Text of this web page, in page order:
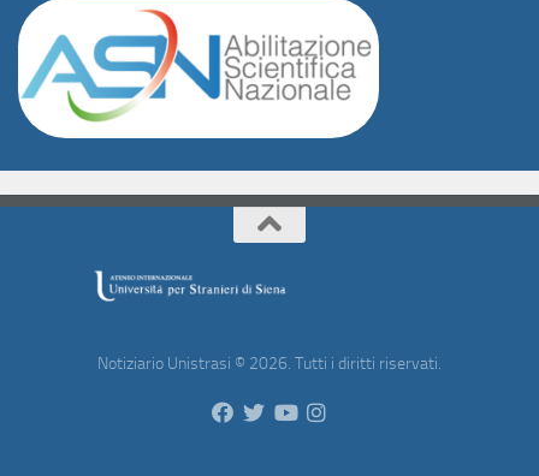
Notiziario Unistrasi © 2026. Tutti i diritti riservati.